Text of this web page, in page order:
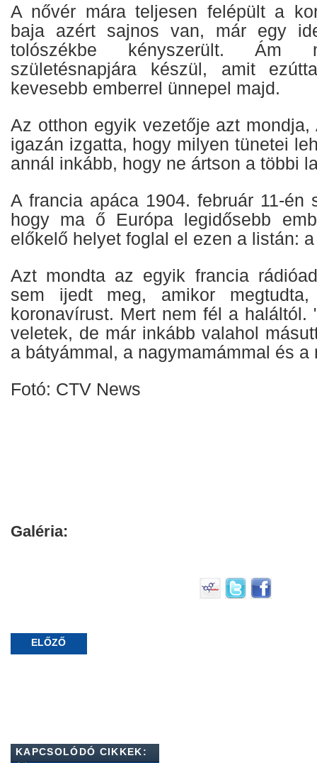
A nővér mára teljesen felépült a
baja azért sajnos van, már egy
tolószékbe kényszerült. Ám
születésnapjára készül, amit
kevesebb emberrel ünnepel majd.
Az otthon egyik vezetője azt mondja,
igazán izgatta, hogy milyen tünetei
annál inkább, hogy ne ártson a többi
A francia apáca 1904. február 11-én
hogy ma ő Európa legidősebb
előkelő helyet foglal el ezen a listán:
Azt mondta az egyik francia
sem ijedt meg, amikor
koronavírust. Mert nem fél a haláltól.
veletek, de már inkább valahol
a bátyámmal, a nagymamámmal és a
Fotó: CTV News
Galéria:
ELŐZŐ
KAPCSOLÓDÓ CIKKEK: